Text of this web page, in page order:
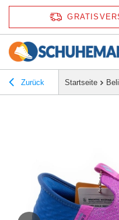
Zurück Startseite